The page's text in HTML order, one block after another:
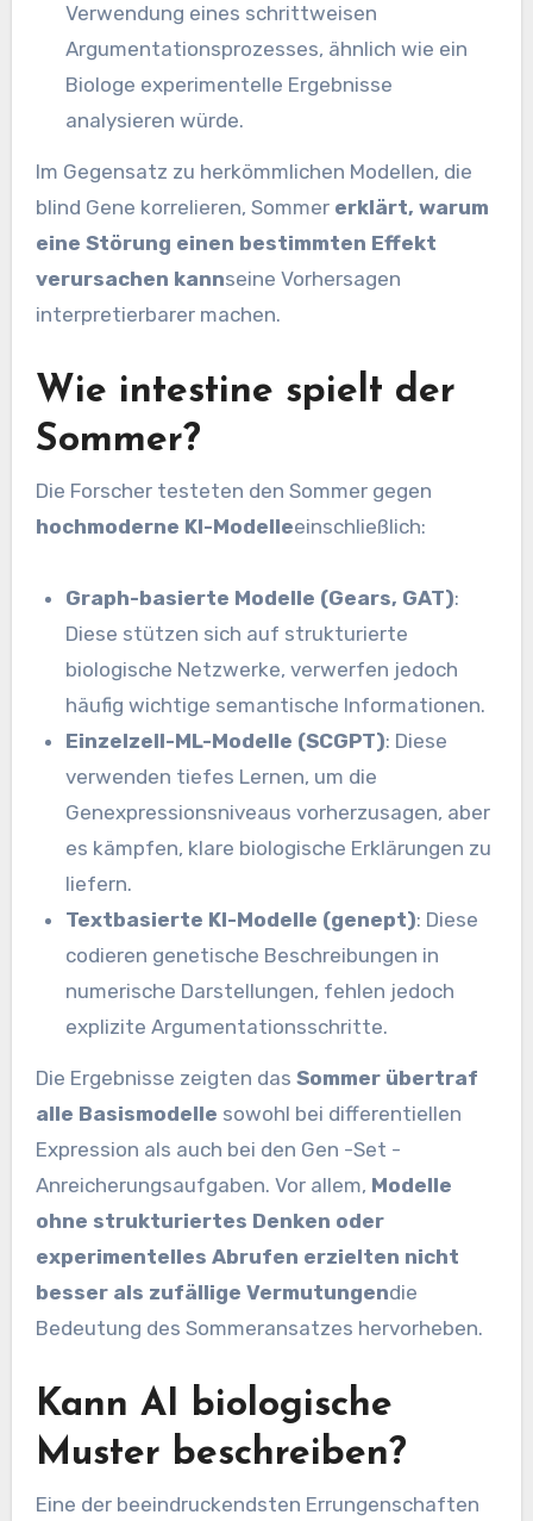
Verwendung eines schrittweisen
Argumentationsprozesses, ähnlich wie ein
Biologe experimentelle Ergebnisse
analysieren würde.
Im Gegensatz zu herkömmlichen Modellen, die
blind Gene korrelieren, Sommer erklärt, warum
eine Störung einen bestimmten Effekt
verursachen kannseine Vorhersagen
interpretierbarer machen.
Wie intestine spielt der
Sommer?
Die Forscher testeten den Sommer gegen
hochmoderne KI-Modelleeinschließlich:
Graph-basierte Modelle (Gears, GAT):
Diese stützen sich auf strukturierte
biologische Netzwerke, verwerfen jedoch
häufig wichtige semantische Informationen.
Einzelzell-ML-Modelle (SCGPT): Diese
verwenden tiefes Lernen, um die
Genexpressionsniveaus vorherzusagen, aber
es kämpfen, klare biologische Erklärungen zu
liefern.
Textbasierte KI-Modelle (genept): Diese
codieren genetische Beschreibungen in
numerische Darstellungen, fehlen jedoch
explizite Argumentationsschritte.
Die Ergebnisse zeigten das Sommer übertraf
alle Basismodelle sowohl bei differentiellen
Expression als auch bei den Gen -Set -
Anreicherungsaufgaben. Vor allem, Modelle
ohne strukturiertes Denken oder
experimentelles Abrufen erzielten nicht
besser als zufällige Vermutungendie
Bedeutung des Sommeransatzes hervorheben.
Kann AI biologische
Muster beschreiben?
Eine der beeindruckendsten Errungenschaften